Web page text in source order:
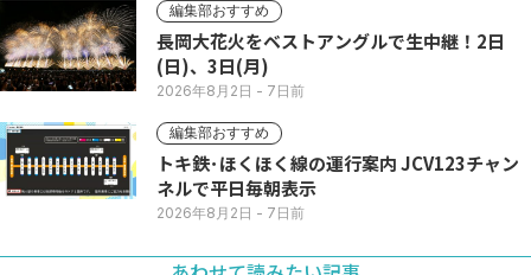
編集部おすすめ
長岡大花火をベストアングルで生中継！2日
(日)、3日(月)
2026年8月2日 - 7日前
編集部おすすめ
トキ鉄･ほくほく線の運行案内 JCV123チャン
ネルで平日毎朝表示
2026年8月2日 - 7日前